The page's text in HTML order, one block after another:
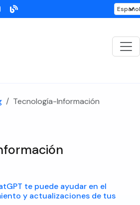
Tecnología-Información
te puede ayudar en el
y actualizaciones de tus